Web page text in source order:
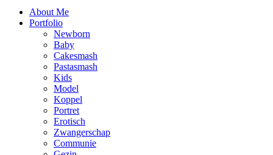
About Me
Portfolio
Newborn
Baby
Cakesmash
Pastasmash
Kids
Model
Koppel
Portret
Erotisch
Zwangerschap
Communie